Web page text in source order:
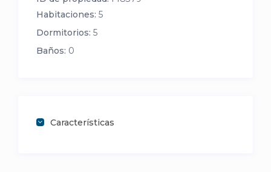
Habitaciones: 5
Dormitorios: 5
Baños: 0
Características